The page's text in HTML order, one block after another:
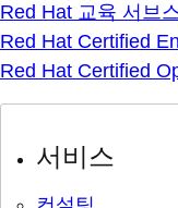
Red Hat 교육 서브
Red Hat Certified
Red Hat Certified
서비스